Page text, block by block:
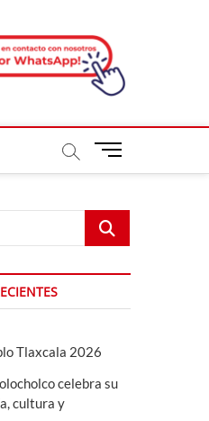
B
ó
n
d
e
Buscar...
Tlaxcala 2026
celebra su
cultura y